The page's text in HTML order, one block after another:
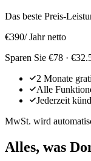
Das beste Preis-
€390/ Jahr netto
Sparen Sie €78 ·
2 Monate
Alle
Jederzeit
MwSt. wird
Alles, was